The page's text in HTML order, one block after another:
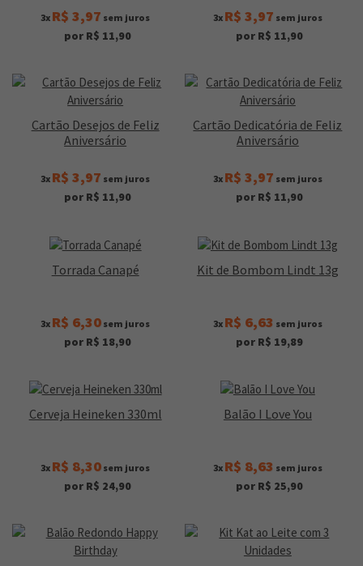
3x R$ 3,97 sem juros
por R$ 11,90
3x R$ 3,97 sem juros
por R$ 11,90
Cartão Desejos de Feliz
Aniversário
3x R$ 3,97 sem juros
por R$ 11,90
Cartão Dedicatória de Feliz
Aniversário
3x R$ 3,97 sem juros
por R$ 11,90
Torrada Canapé
3x R$ 6,30 sem juros
por R$ 18,90
Kit de Bombom Lindt 13g
3x R$ 6,63 sem juros
por R$ 19,89
Cerveja Heineken 330ml
3x R$ 8,30 sem juros
por R$ 24,90
Balão I Love You
3x R$ 8,63 sem juros
por R$ 25,90